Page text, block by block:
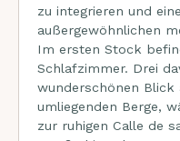
zu integrieren und
außergewöhnlichen
Im ersten Stock
Schlafzimmer. Drei
wunderschönen Blick
umliegenden Berge,
zur ruhigen Calle de